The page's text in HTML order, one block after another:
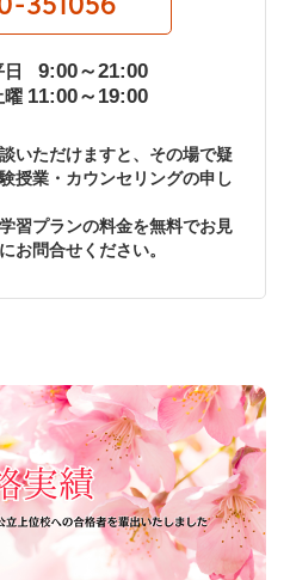
351056
9:00～21:00
曜 11:00～19:00
いただけますと、その場で疑
授業・カウンセリングの申し
習プランの料金を無料でお見
お問合せください。